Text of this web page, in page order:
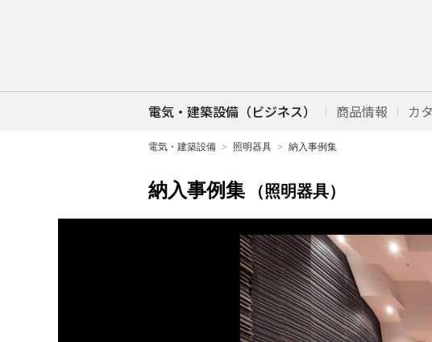
電気・建築設備（ビジネス） 商品情報 カ
電気・建築設備 照明器具 納入事例集
納入事例集 （照明器具）